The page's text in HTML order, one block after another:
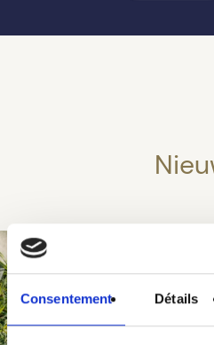
Consentement Détails